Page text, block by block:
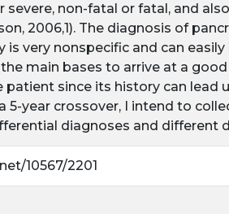
severe, non-fatal or fatal, and
2006,1). The diagnosis of
very nonspecific and can
main bases to arrive at a
patient since its history can lead
5-year crossover, I intend to
diagnoses and different
10567/2201